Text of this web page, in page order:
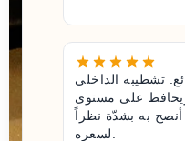
تشطيبه الداخلي
على مستوى
أنصح به بشدّة نظراً